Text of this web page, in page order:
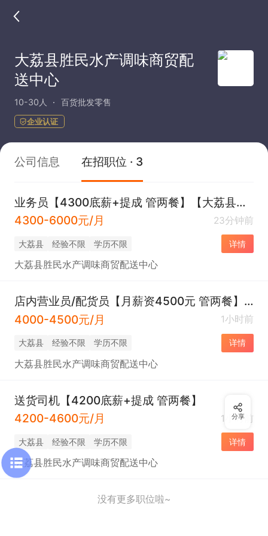
大荔县胜民水产调味商贸配
送中心
10-30人 百货批发零售
企业认证
公司信息 在招职位 · 3
业务员【4300底薪+提成 管两餐】【大荔县城】
4300-6000元/月
23分钟前
大荔县 经验不限 学历不限 详情
大荔县胜民水产调味商贸配送中心
店内营业员/配货员【月薪资4500元 管两餐】【早5点晚5】
4000-4500元/月
1小时前
大荔县 经验不限 学历不限 详情
大荔县胜民水产调味商贸配送中心
送货司机【4200底薪+提成 管两餐】
4200-4600元/月
1小时前
大荔县 经验不限 学历不限 详情
大荔县胜民水产调味商贸配送中心
没有更多职位啦~
分享